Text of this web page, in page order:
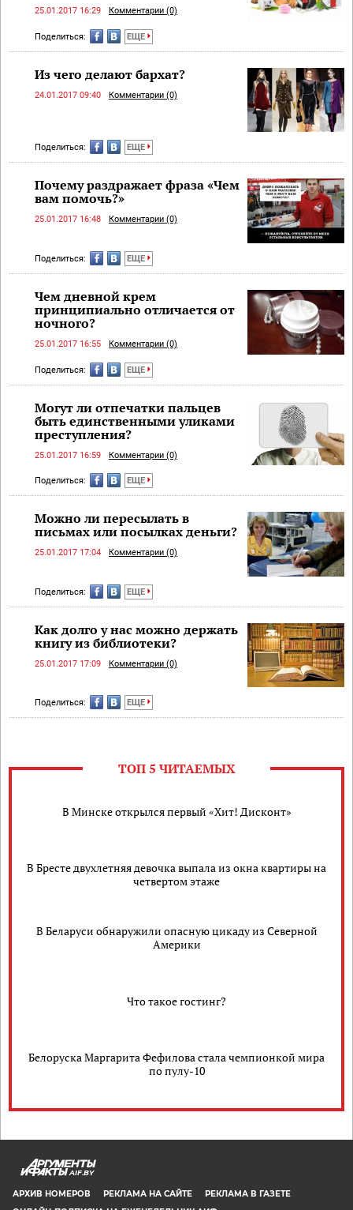
25.01.2017 16:29 Комментарии (0)
Поделиться: ЕЩЕ
Из чего делают бархат?
24.01.2017 09:40 Комментарии (0)
Поделиться: ЕЩЕ
Почему раздражает фраза «Чем
вам помочь?»
25.01.2017 16:48 Комментарии (0)
Поделиться: ЕЩЕ
Чем дневной крем
принципиально отличается от
ночного?
25.01.2017 16:55 Комментарии (0)
Поделиться: ЕЩЕ
Могут ли отпечатки пальцев
быть единственными уликами
преступления?
25.01.2017 16:59 Комментарии (0)
Поделиться: ЕЩЕ
Можно ли пересылать в
письмах или посылках деньги?
25.01.2017 17:04 Комментарии (0)
Поделиться: ЕЩЕ
Как долго у нас можно держать
книгу из библиотеки?
25.01.2017 17:09 Комментарии (0)
Поделиться: ЕЩЕ
ТОП 5 ЧИТАЕМЫХ
В Минске открылся первый «Хит! Дисконт»
В Бресте двухлетняя девочка выпала из окна квартиры на
четвертом этаже
В Беларуси обнаружили опасную цикаду из Северной
Америки
Что такое гостинг?
Белоруска Маргарита Фефилова стала чемпионкой мира
по пулу-10
AIF.BY
АРХИВ НОМЕРОВ РЕКЛАМА НА САЙТЕ
РЕКЛАМА В ГАЗЕТЕ